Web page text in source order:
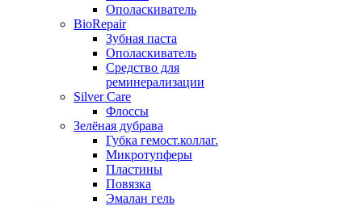
Ополаскиватель
BioRepair
Зубная паста
Ополаскиватель
Средство для
реминерализации
Silver Care
Флоссы
Зелёная дубрава
Губка гемост.коллаг.
Микротупферы
Пластины
Повязка
Эмалан гель